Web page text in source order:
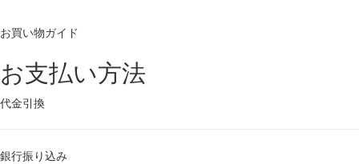
お買い物ガイド
お支払い方法
代金引換
銀行振り込み